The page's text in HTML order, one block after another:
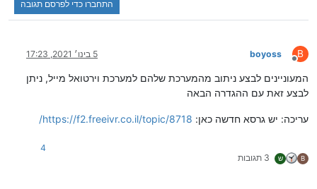
התחברו כדי לפרסם תגובה
B
מנותק
boyoss 5 בינו׳ 2021, 17:23
המעוניינים לבצע ניתוב מהמערכת שלהם למערכת וירטואל מייל, ניתן
לבצע זאת עם ההגדרה הבאה
עריכה: יש גרסא חדשה כאן: https://f2.freeivr.co.il/topic/8718/
B ש 3 תגובות
4